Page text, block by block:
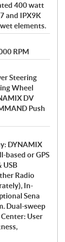
400 watt
and IPX9K
elements.
RPM
Steering
Wheel
DV
Push
DYNAMIX
based or GPS
USB
Radio
In-
Sena
Dual-sweep
User